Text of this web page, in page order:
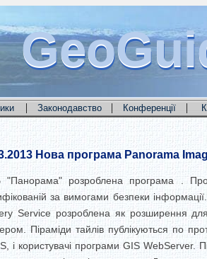
| Законодавство | Конференції |
Нова програма Panorama
розроблена програма .
за вимогами безпеки
Service розроблена як розширення
Піраміди тайлів публікуються по
і користувачі програми GIS WebServer.